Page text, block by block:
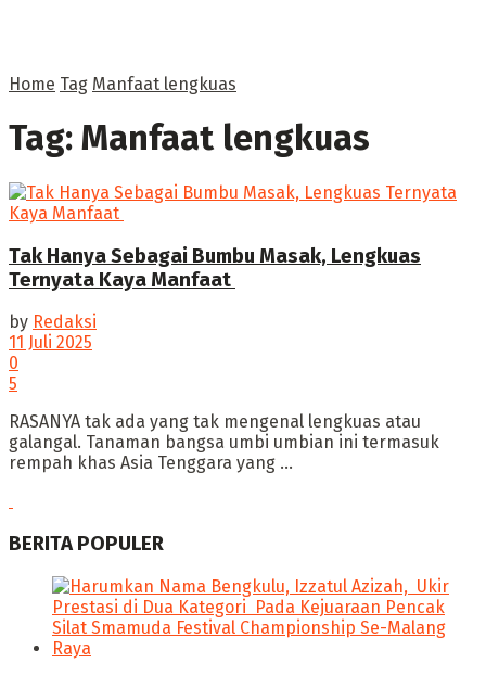
Home Tag Manfaat lengkuas
Tag: Manfaat lengkuas
Tak Hanya Sebagai Bumbu Masak, Lengkuas
Ternyata Kaya Manfaat
by Redaksi
11 Juli 2025
0
5
‎RASANYA tak ada yang tak mengenal lengkuas atau
galangal. Tanaman bangsa umbi umbian ini termasuk
rempah khas Asia Tenggara yang ...
BERITA POPULER